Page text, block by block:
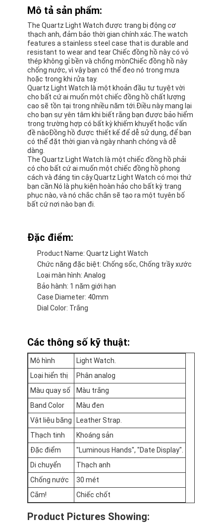
Nhà
Chuyến tham quan nhà máy
Kiểm soát chất lượng
Liên hệ với chúng tôi
Tin tức
Các trường hợp
Blog
Mô tả sản phẩm:
The Quartz Light Watch được trang bị động cơ
thạch anh, đảm bảo thời gian chính xác.The watch
features a stainless steel case that is durable and
resistant to wear and tear Chiếc đồng hồ này có vỏ
thép không gỉ bền và chống mònChiếc đồng hồ này
chống nước, vì vậy bạn có thể đeo nó trong mưa
hoặc trong khi rửa tay.
Quartz Light Watch là một khoản đầu tư tuyệt vời
cho bất cứ ai muốn một chiếc đồng hồ chất lượng
cao sẽ tồn tại trong nhiều năm tới.Điều này mang lại
cho bạn sự yên tâm khi biết rằng bạn được bảo hiểm
trong trường hợp có bất kỳ khiếm khuyết hoặc vấn
đề nàoĐồng hồ được thiết kế để dễ sử dụng, để bạn
có thể đặt thời gian và ngày nhanh chóng và dễ
dàng.
The Quartz Light Watch là một chiếc đồng hồ phải
có cho bất cứ ai muốn một chiếc đồng hồ phong
cách và đáng tin cậy.Quartz Light Watch có mọi thứ
bạn cần.Nó là phụ kiện hoàn hảo cho bất kỳ trang
phục nào, và nó chắc chắn sẽ tạo ra một tuyên bố
bất cứ nơi nào bạn đi.
Đặc điểm:
Product Name: Quartz Light Watch
Chức năng đặc biệt: Chống sốc, Chống trầy xước
Loại màn hình: Analog
Bảo hành: 1 năm giới hạn
Case Diameter: 40mm
Dial Color: Trắng
Các thông số kỹ thuật:
Mô hình
Light Watch.
Loại hiển thị
Phân analog
Màu quay số
Màu trắng
Band Color
Màu đen
Vật liệu băng
Leather Strap.
Thạch tinh
Khoáng sản
Đặc điểm
"Luminous Hands", "Date Display".
Di chuyển
Thạch anh
Chống nước
30 mét
Cắm!
Chiếc chốt
Product Pictures Showing: